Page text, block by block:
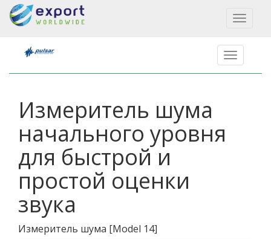
Toggle
Измеритель шума
начального уровня
для быстрой и
простой оценки
звука
Измеритель шума [Model 14]